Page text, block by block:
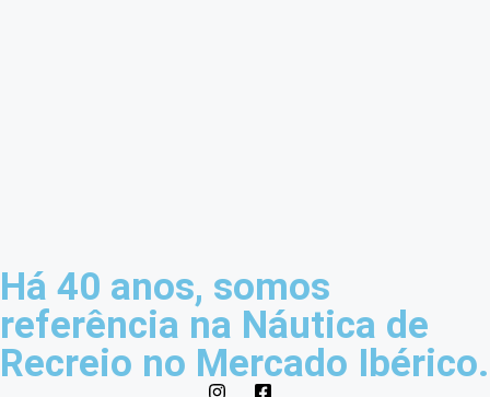
Há 40 anos, somos
referência na Náutica de
Recreio no Mercado Ibérico.